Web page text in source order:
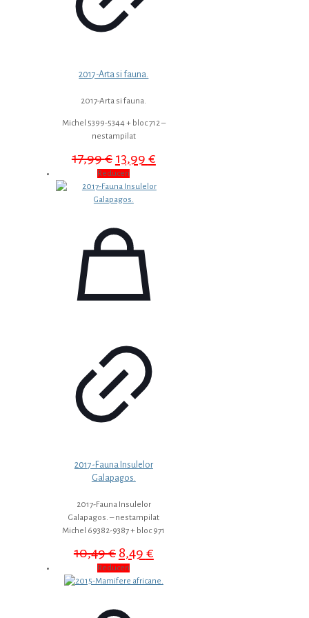
2017-Arta si fauna.
2017-Arta si fauna.
Michel 5399-5344 + bloc 712 –
nestampilat
17,99€ Prețul
inițial
a
fost:
13,99 €Prețul
curent
este:
Reduceri
2017-Fauna Insulelor
Galapagos.
2017-Fauna Insulelor
Galapagos. – nestampilat
Michel 69382-9387 + bloc 971
10,49€ Prețul
inițial
a
8,49 €Prețul
curent
este:
Reduceri